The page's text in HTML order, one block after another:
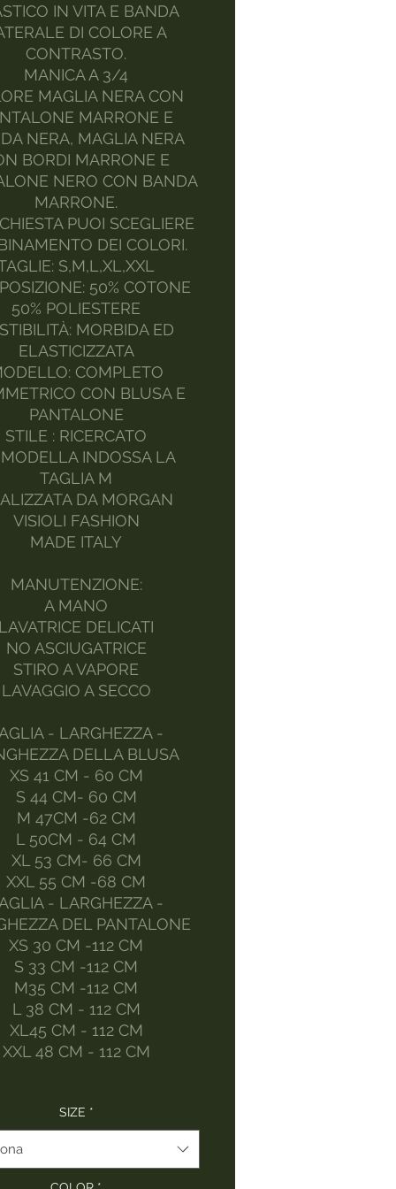
IN VITA E BANDA
DI COLORE A
CONTRASTO.
MANICA A 3/4
MAGLIA NERA CON
MARRONE E
NERA, MAGLIA NERA
BORDI MARRONE E
NERO CON BANDA
MARRONE.
PUOI SCEGLIERE
DEI COLORI.
S,M,L,XL,XXL
50% COTONE
50% POLIESTERE
MORBIDA ED
ELASTICIZZATA
COMPLETO
CON BLUSA E
PANTALONE
STILE : RICERCATO
INDOSSA LA
TAGLIA M
DA MORGAN
VISIOLI FASHION
MADE ITALY
MANUTENZIONE:
A MANO
LAVATRICE DELICATI
NO ASCIUGATRICE
STIRO A VAPORE
LAVAGGIO A SECCO
- LARGHEZZA -
DELLA BLUSA
XS 41 CM - 60 CM
S 44 CM- 60 CM
M 47CM -62 CM
L 50CM - 64 CM
XL 53 CM- 66 CM
XXL 55 CM -68 CM
- LARGHEZZA -
DEL PANTALONE
XS 30 CM -112 CM
S 33 CM -112 CM
M35 CM -112 CM
L 38 CM - 112 CM
XL45 CM - 112 CM
XXL 48 CM - 112 CM
SIZE *